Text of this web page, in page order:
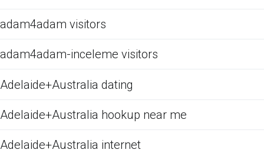
adam4adam visitors
adam4adam-inceleme visitors
Adelaide+Australia dating
Adelaide+Australia hookup near me
Adelaide+Australia internet